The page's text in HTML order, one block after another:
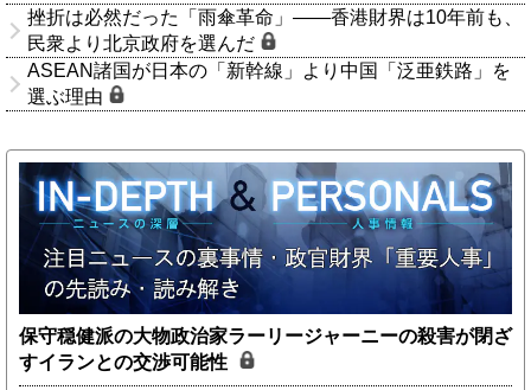
挫折は必然だった「雨傘革命」――香港財界は10年前も、
民衆より北京政府を選んだ
ASEAN諸国が日本の「新幹線」より中国「泛亜鉄路」を
選ぶ理由
保守穏健派の大物政治家ラーリージャーニーの殺害が閉ざ
すイランとの交渉可能性